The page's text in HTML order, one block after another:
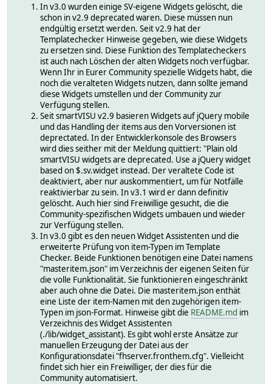
In v3.0 wurden einige SV-eigene Widgets gelöscht, die
schon in v2.9 deprecated waren. Diese müssen nun
endgültig ersetzt werden. Seit v2.9 hat der
Templatechecker Hinweise gegeben, wie diese Widgets
zu ersetzen sind. Diese Funktion des Templatecheckers
ist auch nach Löschen der alten Widgets noch verfügbar.
Wenn Ihr in Eurer Community spezielle Widgets habt, die
noch die veralteten Widgets nutzen, dann sollte jemand
diese Widgets umstellen und der Community zur
Verfügung stellen.
Seit smartVISU v2.9 basieren Widgets auf jQuery mobile
und das Handling der items aus den Vorversionen ist
deprectated. In der Entwicklerkonsole des Browsers
wird dies seither mit der Meldung quittiert: "Plain old
smartVISU widgets are deprecated. Use a jQuery widget
based on $.sv.widget instead. Der veraltete Code ist
deaktiviert, aber nur auskommentiert, um für Notfälle
reaktivierbar zu sein. In v3.1 wird er dann definitiv
gelöscht. Auch hier sind Freiwillige gesucht, die die
Community-spezifischen Widgets umbauen und wieder
zur Verfügung stellen.
In v3.0 gibt es den neuen Widget Assistenten und die
erweiterte Prüfung von item-Typen im Template
Checker. Beide Funktionen benötigen eine Datei namens
"masteritem.json" im Verzeichnis der eigenen Seiten für
die volle Funktionalität. Sie funktionieren eingeschränkt
aber auch ohne die Datei. Die masteritem.json enthät
eine Liste der item-Namen mit den zugehörigen item-
Typen im json-Format. Hinweise gibt die README.md im
Verzeichnis des Widget Assistenten
(./lib/widget_assistant). Es gibt wohl erste Ansätze zur
manuellen Erzeugung der Datei aus der
Konfigurationsdatei "fhserver.fronthem.cfg". Vielleicht
findet sich hier ein Freiwilliger, der dies für die
Community automatisiert.